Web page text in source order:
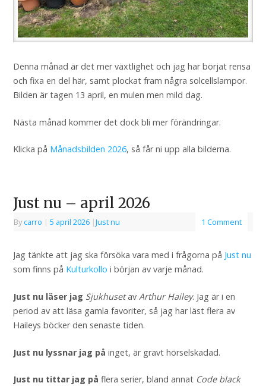
Denna månad är det mer växtlighet och jag har börjat rensa
och fixa en del här, samt plockat fram några solcellslampor.
Bilden är tagen 13 april, en mulen men mild dag.
Nästa månad kommer det dock bli mer förändringar.
Klicka på Månadsbilden 2026, så får ni upp alla bilderna.
Just nu – april 2026
Bycarro | 5 april 2026 |Just nu 1 Comment
Jag tänkte att jag ska försöka vara med i frågorna på Just nu
som finns på Kulturkollo i början av varje månad.
Just nu läser jag Sjukhusetav Arthur Hailey. Jag är i en
period av att läsa gamla favoriter, så jag har läst flera av
Haileys böcker den senaste tiden.
Just nu lyssnar jag på inget, är gravt hörselskadad.
Just nu tittar jag på flera serier, bland annat Code black